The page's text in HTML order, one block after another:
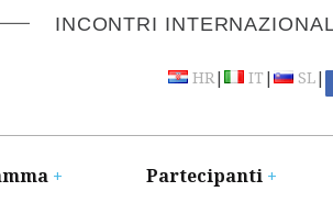
INCONTRI
HR| IT | SL|
Partecipanti